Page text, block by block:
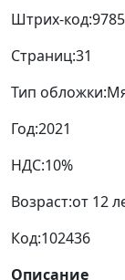
Штрих-код:
Страниц:31
Тип обложки:
Год:2021
НДС:10%
Возраст:от 12
Код:102436
Описание